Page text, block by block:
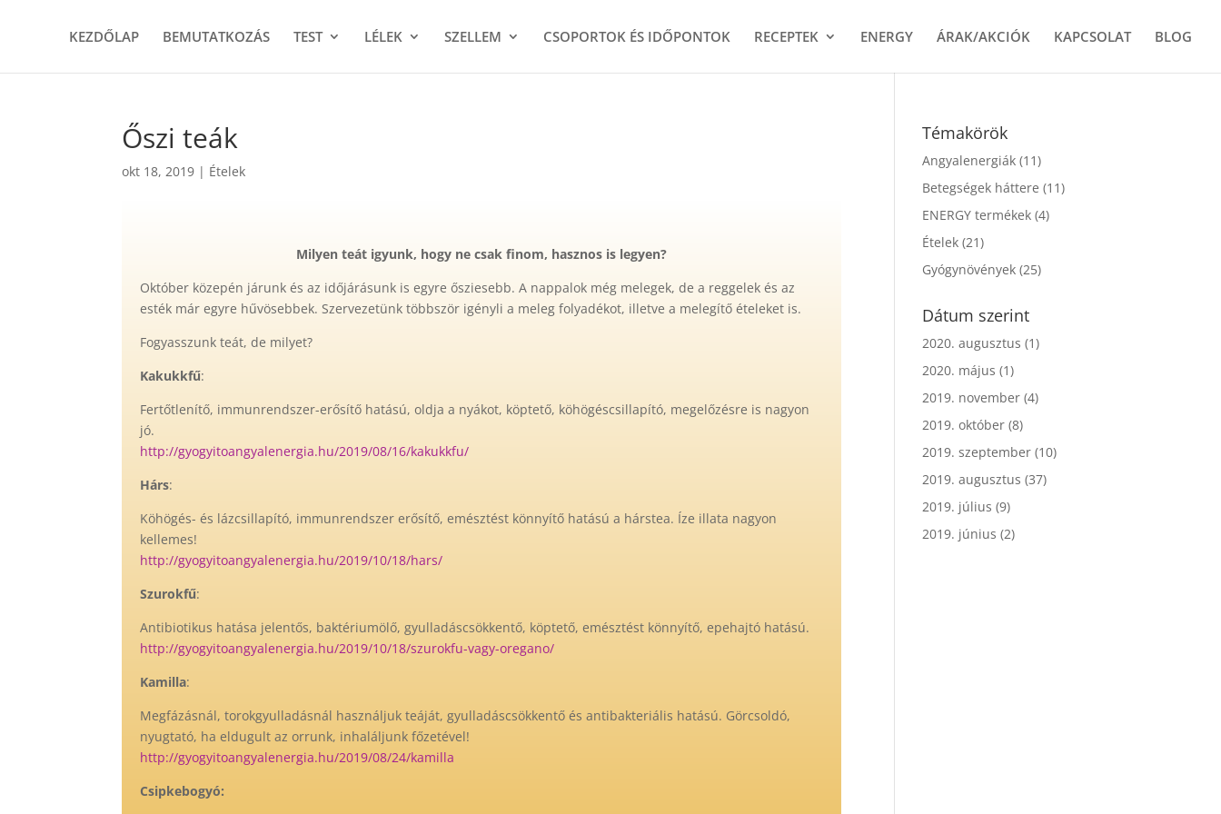
KEZDŐLAP BEMUTATKOZÁS TEST LÉLEK SZELLEM CSOPORTOK ÉS IDŐPONTOK RECEPTEK ENERGY ÁRAK/AKCIÓK KAPCSOLAT BLOG
Őszi teák
okt 18, 2019 | Ételek
Milyen teát igyunk, hogy ne csak finom, hasznos is legyen?
Október közepén járunk és az időjárásunk is egyre ősziesebb. A nappalok még melegek, de a reggelek és az
esték már egyre hűvösebbek. Szervezetünk többször igényli a meleg folyadékot, illetve a melegítő ételeket is.
Fogyasszunk teát, de milyet?
Kakukkfű:
Fertőtlenítő, immunrendszer-erősítő hatású, oldja a nyákot, köptető, köhögéscsillapító, megelőzésre is nagyon
jó.
http://gyogyitoangyalenergia.hu/2019/08/16/kakukkfu/
Hárs:
Köhögés- és lázcsillapító, immunrendszer erősítő, emésztést könnyítő hatású a hárstea. Íze illata nagyon
kellemes!
http://gyogyitoangyalenergia.hu/2019/10/18/hars/
Szurokfű:
Antibiotikus hatása jelentős, baktériumölő, gyulladáscsökkentő, köptető, emésztést könnyítő, epehajtó hatású.
http://gyogyitoangyalenergia.hu/2019/10/18/szurokfu-vagy-oregano/
Kamilla:
Megfázásnál, torokgyulladásnál használjuk teáját, gyulladáscsökkentő és antibakteriális hatású. Görcsoldó,
nyugtató, ha eldugult az orrunk, inhaláljunk főzetével!
http://gyogyitoangyalenergia.hu/2019/08/24/kamilla
Csipkebogyó:
Témakörök
Angyalenergiák (11)
Betegségek háttere (11)
ENERGY termékek (4)
Ételek (21)
Gyógynövények (25)
Dátum szerint
2020. augusztus (1)
2020. május (1)
2019. november (4)
2019. október (8)
2019. szeptember (10)
2019. augusztus (37)
2019. július (9)
2019. június (2)